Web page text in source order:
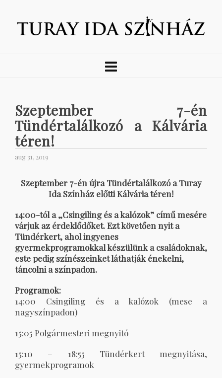
Szeptember 7-én
Tündértalálkozó a Kálvária
téren!
aug 31, 2019
Szeptember 7-én újra Tündértalálkozó a Turay
Ida Színház előtti Kálvária téren!
14:00-tól a „Csingiling és a kalózok” című mesére
várjuk az érdeklődőket. Ezt követően nyit a
Tündérkert, ahol ingyenes
gyermekprogramokkal készülünk a családoknak,
este pedig színészeinket láthatják énekelni,
táncolni a színpadon.
Programok:
14:00 Csingiling és a kalózok (mese a
nagyszínpadon)
15:05 Polgármesteri megnyitó
15:10 – 18:55 Tündérkert megnyitása,
gyermekprogramok